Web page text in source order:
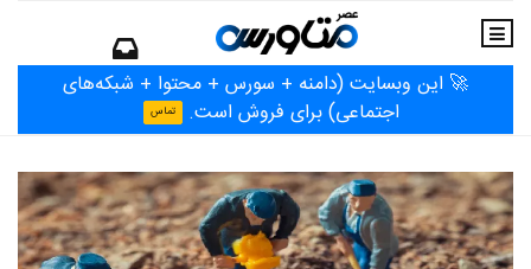
🚀 این وبسایت (دامنه + سورس + محتوا + شبکه‌های
اجتماعی) برای فروش است.
تماس